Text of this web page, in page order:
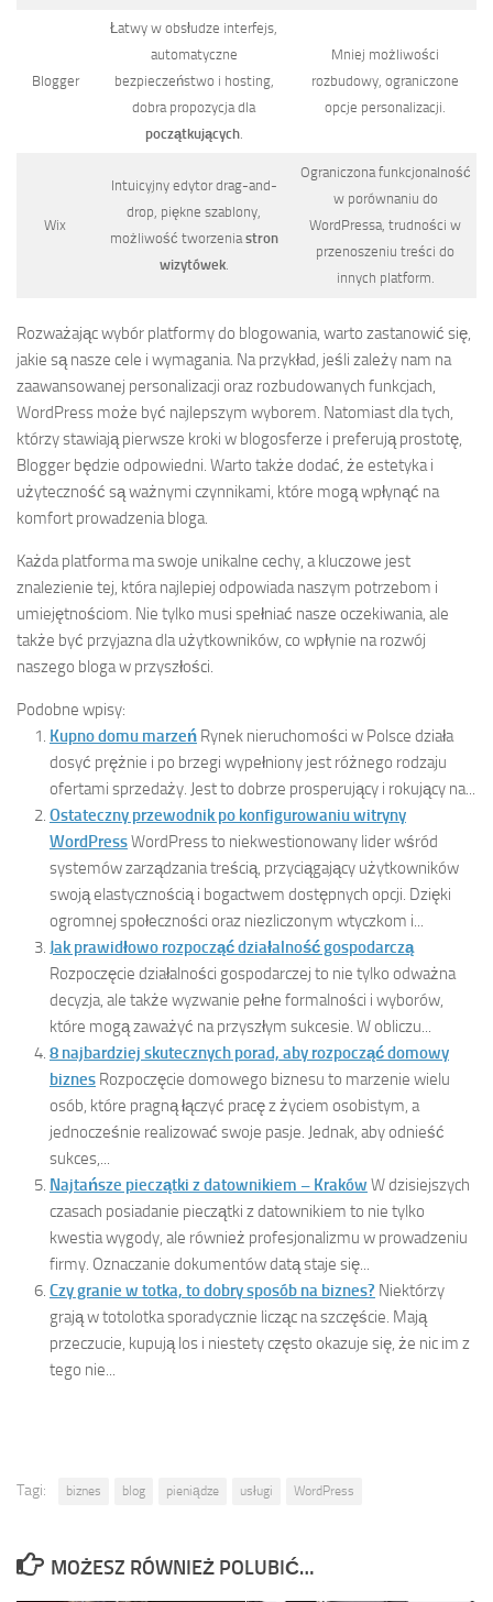
Blogger
Łatwy w obsłudze interfejs,
automatyczne
bezpieczeństwo i hosting,
dobra propozycja dla
początkujących.
Mniej możliwości
rozbudowy, ograniczone
opcje personalizacji.
Wix
Intuicyjny edytor drag-and-
drop, piękne szablony,
możliwość tworzeniastron
wizytówek.
Ograniczona funkcjonalność
w porównaniu do
WordPressa, trudności w
przenoszeniu treści do
innych platform.
Rozważając wybór platformy do blogowania, warto zastanowić się,
jakie są nasze cele i wymagania. Na przykład, jeśli zależy nam na
zaawansowanej personalizacji oraz rozbudowanych funkcjach,
WordPress może być najlepszym wyborem. Natomiast dla tych,
którzy stawiają pierwsze kroki w blogosferze i preferują prostotę,
Blogger będzie odpowiedni. Warto także dodać, że estetyka i
użyteczność są ważnymi czynnikami, które mogą wpłynąć na
komfort prowadzenia bloga.
Każda platforma ma swoje unikalne cechy, a kluczowe jest
znalezienie tej, która najlepiej odpowiada naszym potrzebom i
umiejętnościom. Nie tylko musi spełniać nasze oczekiwania, ale
także być przyjazna dla użytkowników, co wpłynie na rozwój
naszego bloga w przyszłości.
Podobne wpisy:
Kupno domu marzeń Rynek nieruchomości w Polsce działa
dosyć prężnie i po brzegi wypełniony jest różnego rodzaju
ofertami sprzedaży. Jest to dobrze prosperujący i rokujący na...
Ostateczny przewodnik po konfigurowaniu witryny
WordPressWordPress to niekwestionowany lider wśród
systemów zarządzania treścią, przyciągający użytkowników
swoją elastycznością i bogactwem dostępnych opcji. Dzięki
ogromnej społeczności oraz niezliczonym wtyczkom i...
Jak prawidłowo rozpocząć działalność gospodarczą
Rozpoczęcie działalności gospodarczej to nie tylko odważna
decyzja, ale także wyzwanie pełne formalności i wyborów,
które mogą zaważyć na przyszłym sukcesie. W obliczu...
8 najbardziej skutecznych porad, aby rozpocząć domowy
biznes Rozpoczęcie domowego biznesu to marzenie wielu
osób, które pragną łączyć pracę z życiem osobistym, a
jednocześnie realizować swoje pasje. Jednak, aby odnieść
sukces,...
Najtańsze pieczątki z datownikiem – Kraków W dzisiejszych
czasach posiadanie pieczątki z datownikiem to nie tylko
kwestia wygody, ale również profesjonalizmu w prowadzeniu
firmy. Oznaczanie dokumentów datą staje się...
Czy granie w totka, to dobry sposób na biznes? Niektórzy
grają w totolotka sporadycznie licząc na szczęście. Mają
przeczucie, kupują los i niestety często okazuje się, że nic im z
tego nie...
Tagi: biznes blog pieniądze usługi WordPress
MOŻESZ RÓWNIEŻ POLUBIĆ…